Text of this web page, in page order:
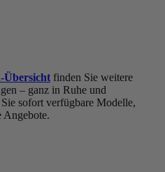
Übersicht finden Sie weitere
– ganz in Ruhe und
sofort verfügbare Modelle,
Angebote.